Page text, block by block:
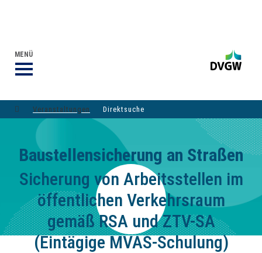
MENÜ
Veranstaltungen Direktsuche
Baustellensicherung an Straßen
Sicherung von Arbeitsstellen im
öffentlichen Verkehrsraum
gemäß RSA und ZTV-SA
(Eintägige MVAS-Schulung)